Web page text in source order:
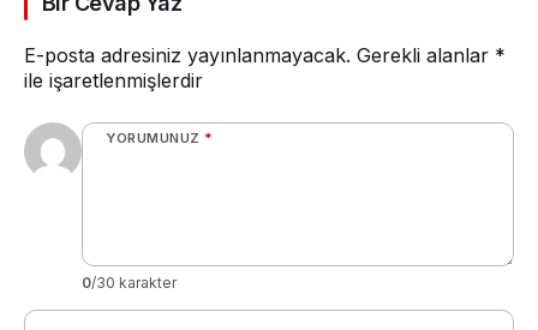
E-posta adresiniz yayınlanmayacak. Gerekli alanlar *
ile işaretlenmişlerdir
YORUMUNUZ *
0/30 karakter